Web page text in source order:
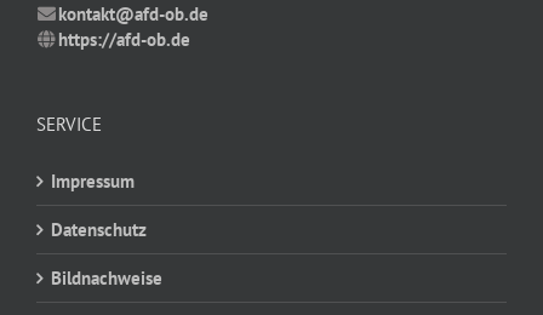
kontakt@afd-ob.de
https://afd-ob.de
SERVICE
Impressum
Datenschutz
Bildnachweise